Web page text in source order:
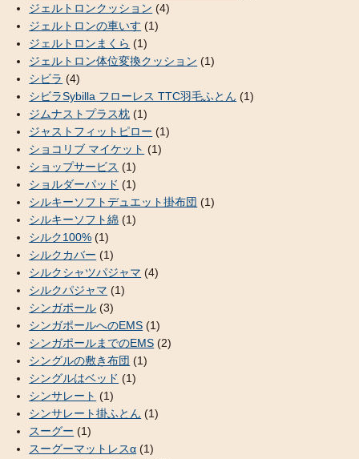
ジェルトロンクッション (4)
ジェルトロンの車いす (1)
ジェルトロンまくら (1)
ジェルトロン体位変換クッション (1)
シビラ (4)
シビラSybilla フローレス TTC羽毛ふとん (1)
ジムナストプラス枕 (1)
ジャストフィットピロー (1)
ショコリブ マイケット (1)
ショップサービス (1)
ショルダーパッド (1)
シルキーソフトデュエット掛布団 (1)
シルキーソフト綿 (1)
シルク100% (1)
シルクカバー (1)
シルクシャツパジャマ (4)
シルクパジャマ (1)
シンガポール (3)
シンガポールへのEMS (1)
シンガポールまでのEMS (2)
シングルの敷き布団 (1)
シングルはベッド (1)
シンサレート (1)
シンサレート掛ふとん (1)
スーグー (1)
スーグーマットレスα (1)